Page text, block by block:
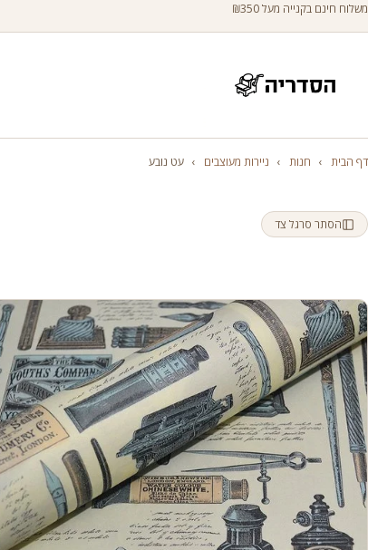
משלוח חינם בקנייה מעל ₪350
דף הבית › חנות › ניירות מעוצבים › עט נובע
הסתר סרגל צד